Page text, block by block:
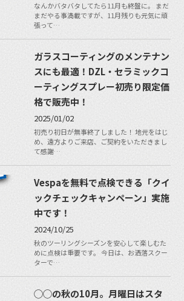
なんかバタバタしてたら11月も終盤に。 まだ
まだやる事満載ですが、11月残りも元気に頑
張って…
ガラスコーティングのメンテナン
スにも最適！DZL・セラミックコ
ーティングスプレー初売り限定価
格で販売中！
2025/01/02
初売り初日が無事終了しました！ 地元をはじ
め、遠方よりご来店、ご契約をいただきまし
て感謝…
Vespaを無料で点検できる「クイ
ックチェックキャンペーン」実施
中です！
2024/10/25
秋のツーリングシーズンを安心して楽しむた
めに点検は重要です。 今日は、お洒落スクー
ターで…
◯◯の秋の10月。月曜日はスタ